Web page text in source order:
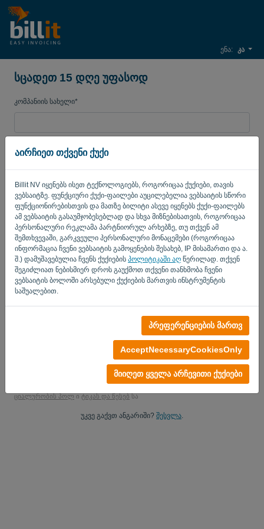
აირჩიეთ თქვენი ქუქი
Billit NV იყენებს ისეთ ტექნოლოგიებს, როგორიცაა ქუქიები, თავის
ვებსაიტზე. ფუნქციური ქუქი-ფაილები აუცილებელია ვებსაიტის სწორი
ფუნქციონირებისთვის და მათზე ბილიტი ასევე იყენებს ქუქი-ფაილებს
ამ ვებსაიტის გასაუმჯობესებლად და სხვა მიზნებისათვის, როგორიცაა
პერსონალური რეკლამა პარტნიორულ არხებზე, თუ თქვენ ამ
შემთხვევაში, გარკვეული პერსონალური მონაცემები (როგორიცაა
ინფორმაცია ჩვენი ვებსაიტის გამოყენების შესახებ, IP მისამართი და ა.
შ.) დამუშავებულია ჩვენს ქუქიების პოლიტიკაში აღ წერილად. თქვენ
შეგიძლიათ ნებისმიერ დროს გაუქმოთ თქვენი თანხმობა ჩვენი
ვებსაიტის ბოლოში არსებული ქუქიების მართვის ინსტრუმენტის
საშუალებით.
პრეფერენციების მართვ
AcceptNecessaryCookiesOnly
მიიღეთ ყველა არჩევითი ქუქიები
ენა: კა
სცადეთ 15 დღე უფასოდ
კომპანიის სახელი*
პაროლი
ქვეყანა
დიახ, შეგიძლიათ გამომიგზავნოთ პროდუქტის განახლებები..
ContactMeForMarketingUpdates.
დაიწყეთ უფასო საცდელი
You are under no obligation! 100% non-binding
Your data is 100% secure
ციალურობის პოლიტიკას და წესებსა
უკვე გაქვთ ანგარიში? შესვლა.